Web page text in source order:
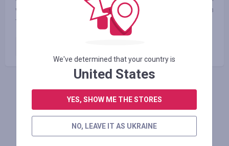
чоловічий одяг, жіночий одяг, а також дитячий одяг ( в
тому числі речі для самих маленьких членів сім'ї).
АВТОРИЗУЙТЕСЬ, ЩОБ ЗАЛИШИТИ ВІДГУК
Схожі магазини
We've determined that your country is
United States
YES, SHOW ME THE STORES
NO, LEAVE IT AS UKRAINE